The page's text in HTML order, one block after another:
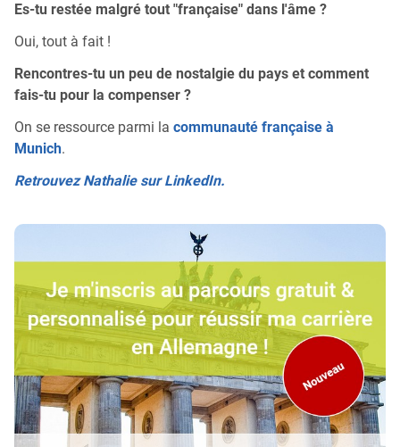
Es-tu restée malgré tout "française" dans l'âme ?
Oui, tout à fait !
Rencontres-tu un peu de nostalgie du pays et comment
fais-tu pour la compenser ?
On se ressource parmi la communauté française à
Munich.
Retrouvez Nathalie sur LinkedIn.